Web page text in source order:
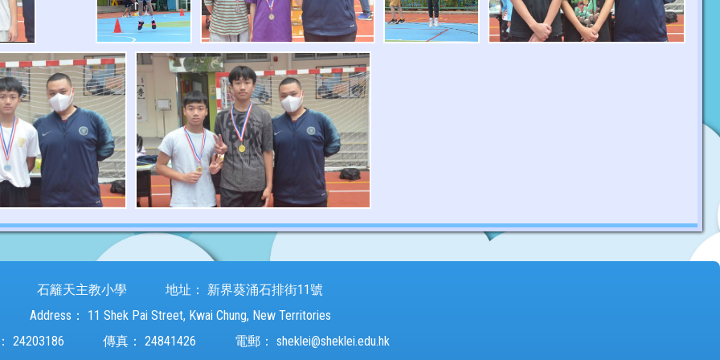
石籬天主教小學 地址：
新界葵涌石排街11號
Address：
11 Shek Pai Street, Kwai Chung, New Territories
24203186 傳真： 24841426 電郵： sheklei@sheklei.edu.hk